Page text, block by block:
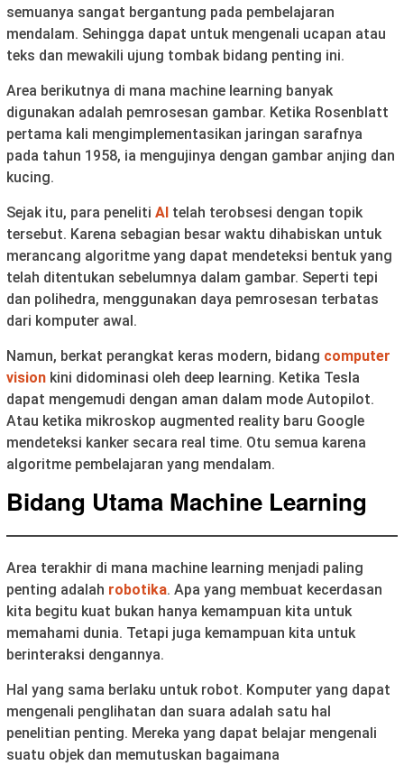
semuanya sangat bergantung pada pembelajaran
mendalam. Sehingga dapat untuk mengenali ucapan atau
teks dan mewakili ujung tombak bidang penting ini.
Area berikutnya di mana machine learning banyak
digunakan adalah pemrosesan gambar. Ketika Rosenblatt
pertama kali mengimplementasikan jaringan sarafnya
pada tahun 1958, ia mengujinya dengan gambar anjing dan
kucing.
Sejak itu, para peneliti AI telah terobsesi dengan topik
tersebut. Karena sebagian besar waktu dihabiskan untuk
merancang algoritme yang dapat mendeteksi bentuk yang
telah ditentukan sebelumnya dalam gambar. Seperti tepi
dan polihedra, menggunakan daya pemrosesan terbatas
dari komputer awal.
Namun, berkat perangkat keras modern, bidang computer
vision kini didominasi oleh deep learning. Ketika Tesla
dapat mengemudi dengan aman dalam mode Autopilot.
Atau ketika mikroskop augmented reality baru Google
mendeteksi kanker secara real time. Otu semua karena
algoritme pembelajaran yang mendalam.
Bidang Utama Machine Learning
Area terakhir di mana machine learning menjadi paling
penting adalah robotika. Apa yang membuat kecerdasan
kita begitu kuat bukan hanya kemampuan kita untuk
memahami dunia. Tetapi juga kemampuan kita untuk
berinteraksi dengannya.
Hal yang sama berlaku untuk robot. Komputer yang dapat
mengenali penglihatan dan suara adalah satu hal
penelitian penting. Mereka yang dapat belajar mengenali
suatu objek dan memutuskan bagaimana